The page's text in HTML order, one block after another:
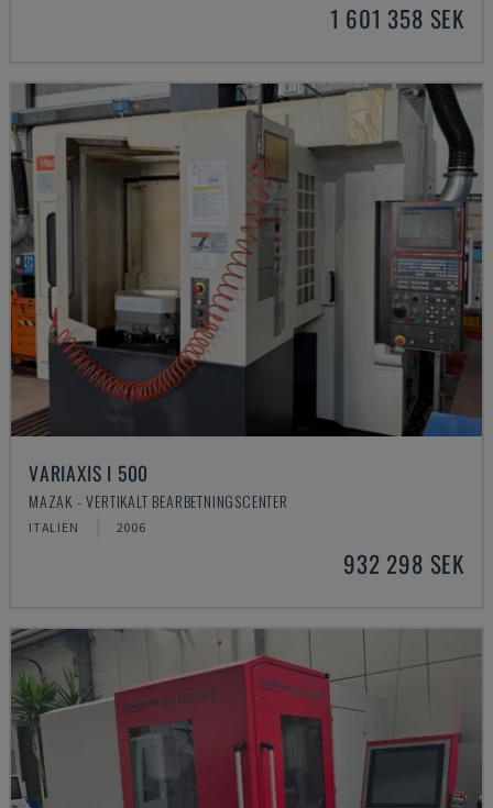
1 601 358 SEK
VARIAXIS I 500
MAZAK - VERTIKALT BEARBETNINGSCENTER
ITALIEN 2006
932 298 SEK